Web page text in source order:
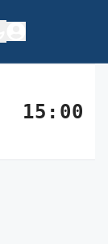
15:00